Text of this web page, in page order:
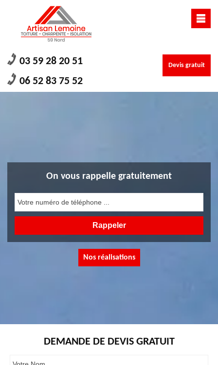
03 59 28 20 51
06 52 83 75 52
Devis gratuit
On vous rappelle gratuitement
Nos réalisations
DEMANDE DE DEVIS GRATUIT